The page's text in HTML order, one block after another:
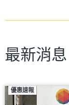
最新消息
優惠速報